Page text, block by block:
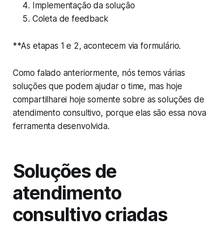
Implementação da solução
Coleta de feedback
**As etapas 1 e 2, acontecem via formulário.
Como falado anteriormente, nós temos várias
soluções que podem ajudar o time, mas hoje
compartilharei hoje somente sobre as soluções de
atendimento consultivo, porque elas são essa nova
ferramenta desenvolvida.
Soluções de
atendimento
consultivo criadas